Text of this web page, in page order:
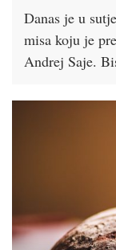
Danas je u
misa koju je
Andrej Saje.